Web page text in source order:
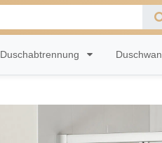
Duschabtrennung